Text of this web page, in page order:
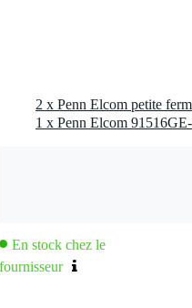
2 x Penn Elcom petite
En stock chez le
fournisseur